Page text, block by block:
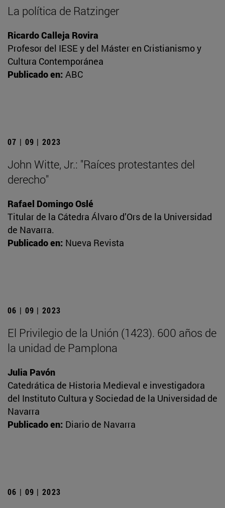
La política de Ratzinger
Ricardo Calleja Rovira
Profesor del IESE y del Máster en Cristianismo y
Cultura Contemporánea
Publicado en: ABC
07 | 09 | 2023
John Witte, Jr.: "Raíces protestantes del
derecho"
Rafael Domingo Oslé
Titular de la Cátedra Álvaro d’Ors de la Universidad
de Navarra.
Publicado en: Nueva Revista
06 | 09 | 2023
El Privilegio de la Unión (1423). 600 años de
la unidad de Pamplona
Julia Pavón
Catedrática de Historia Medieval e investigadora
del Instituto Cultura y Sociedad de la Universidad de
Navarra
Publicado en: Diario de Navarra
06 | 09 | 2023